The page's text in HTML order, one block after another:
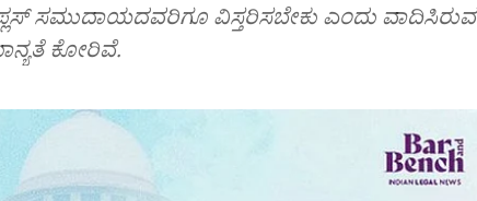
ಸಮುದಾಯದವರಿಗೂ ವಿಸ್ತರಿಸಬೇಕು ಎಂದು ವಾದಿಸಿರುವ
ಕೋರಿವೆ.